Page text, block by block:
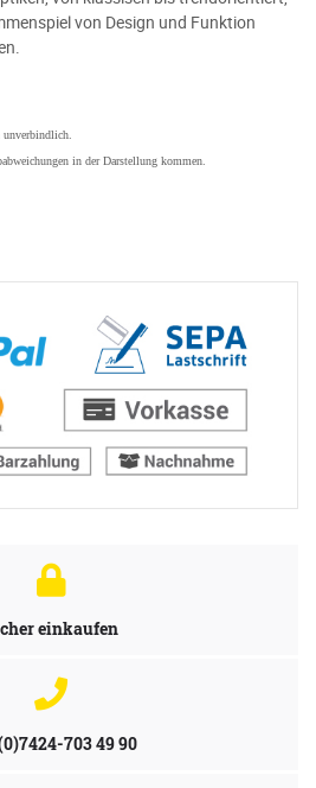
von Design und Funktion
unverbindlich.
in der Darstellung kommen.
einkaufen
703 49 90